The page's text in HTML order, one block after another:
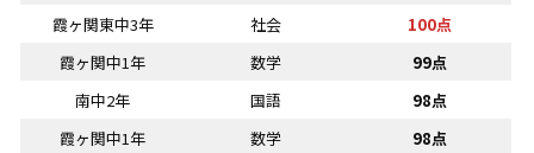
霞ヶ関東中3年
社会
100点
霞ヶ関中1年
数学
99点
南中2年
国語
98点
霞ヶ関中1年
数学
98点